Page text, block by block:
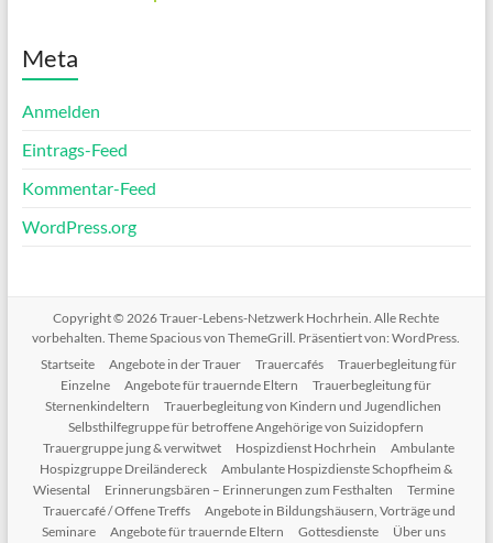
Meta
Anmelden
Eintrags-Feed
Kommentar-Feed
WordPress.org
Copyright © 2026Trauer-Lebens-Netzwerk Hochrhein . Alle Rechte
vorbehalten. ThemeSpaciousvon ThemeGrill. Präsentiert von:WordPress
Startseite
Angebote in der Trauer Trauercafés
Trauerbegleitung für
Einzelne
Angebote für trauernde Eltern
Trauerbegleitung für
Sternenkindeltern
Trauerbegleitung von Kindern und Jugendlichen
Selbsthilfegruppe für betroffene Angehörige von Suizidopfern
Trauergruppe jung & verwitwet
Hospizdienst Hochrhein
Ambulante
Hospizgruppe Dreiländereck
Ambulante Hospizdienste Schopfheim &
Wiesental
Erinnerungsbären – Erinnerungen zum Festhalten
Termine
Trauercafé / Offene Treffs
Angebote in Bildungshäusern, Vorträge und
Seminare
Angebote für trauernde Eltern Gottesdienste Über uns